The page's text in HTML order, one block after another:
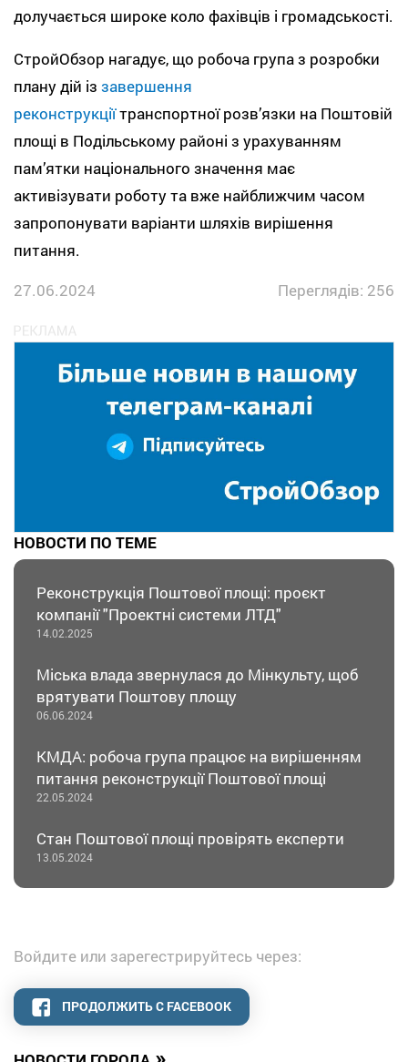
долучається широке коло фахівців і громадськості.
СтройОбзор нагадує, що робоча група з розробки
плану дій із завершення
реконструкціїтранспортної розв’язки на Поштовій
площі в Подільському районі з урахуванням
пам’ятки національного значення має
активізувати роботу та вже найближчим часом
запропонувати варіанти шляхів вирішення
питання.
27.06.2024
Переглядів: 256
НОВОСТИ ПО ТЕМЕ
Реконструкція Поштової площі: проєкт
компанії "Проектні системи ЛТД"
14.02.2025
Міська влада звернулася до Мінкульту, щоб
врятувати Поштову площу
06.06.2024
КМДА: робоча група працює на вирішенням
питання реконструкції Поштової площі
22.05.2024
Стан Поштової площі провірять експерти
13.05.2024
Войдите или зарегестрируйтесь через:
ПРОДОЛЖИТЬ С FACEBOOK